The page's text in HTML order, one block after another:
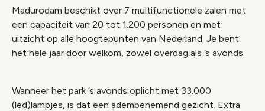
Madurodam beschikt over 7 multifunctionele zalen met
een capaciteit van 20 tot 1.200 personen en met
uitzicht op alle hoogtepunten van Nederland. Je bent
het hele jaar door welkom, zowel overdag als ’s avonds.
Wanneer het park ’s avonds oplicht met 33.000
(led)lampjes, is dat een adembenemend gezicht. Extra